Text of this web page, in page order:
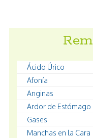
Ácido Úrico
Afonía
Anginas
Ardor de Estómago
Gases
Manchas en la Cara